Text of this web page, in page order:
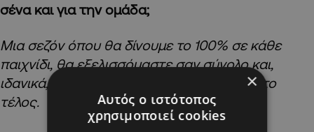
σένα και για την ομάδα;
Μια σεζόν όπου θα δίνουμε το 100% σε κάθε
παιχνίδι, θα εξελισσόμαστε σαν σύνολο και,
ιδανικά, θα σηκώσουμε κάποιο τρόπαιο στο
τέλος.
×
Αυτός ο ιστότοπος
χρησιμοποιεί cookies